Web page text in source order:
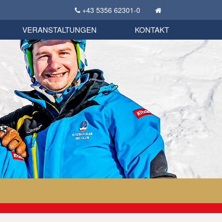
+43 5356 62301-0
KSC Sportgeschichte
Bekleidungsshop
VERANSTALTUNGEN KONTAKT